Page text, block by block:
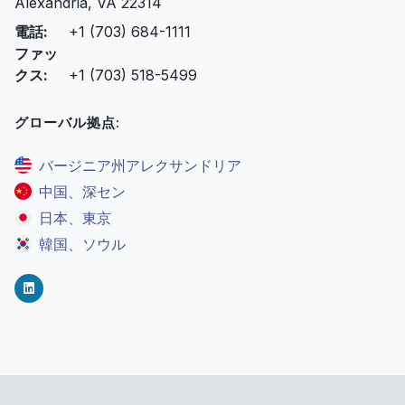
電話:
+1 (703) 684-1111
ファッ
クス:
+1 (703) 518-5499
グローバル拠点:
バージニア州アレクサンドリア
中国、深セン
日本、東京
韓国、ソウル